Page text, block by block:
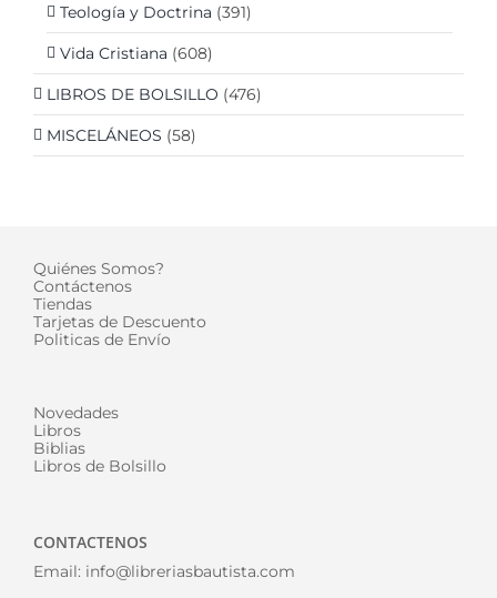
Teología y Doctrina (391)
Vida Cristiana (608)
LIBROS DE BOLSILLO (476)
MISCELÁNEOS (58)
Quiénes Somos?
Contáctenos
Tiendas
Tarjetas de Descuento
Politicas de Envío
Novedades
Libros
Biblias
Libros de Bolsillo
CONTACTENOS
Email: info@libreriasbautista.com